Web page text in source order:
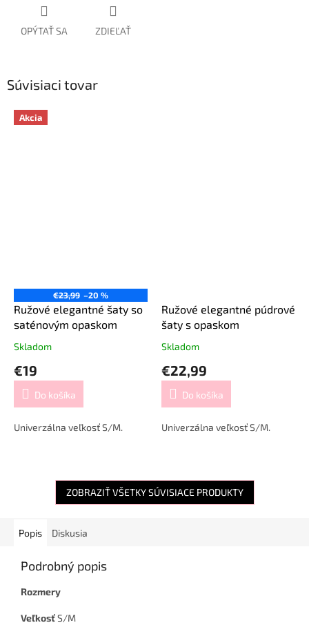
OPÝTAŤ SA ZDIEĽAŤ
Súvisiaci tovar
Akcia
€23,99 –20 %
Ružové elegantné šaty so
saténovým opaskom
Skladom
€19
Do košíka
Univerzálna veľkosť S/M.
Ružové elegantné púdrové
šaty s opaskom
Skladom
€22,99
Do košíka
Univerzálna veľkosť S/M.
ZOBRAZIŤ VŠETKY SÚVISIACE PRODUKTY
Popis Diskusia
Podrobný popis
Rozmery
VeľkosťS/M